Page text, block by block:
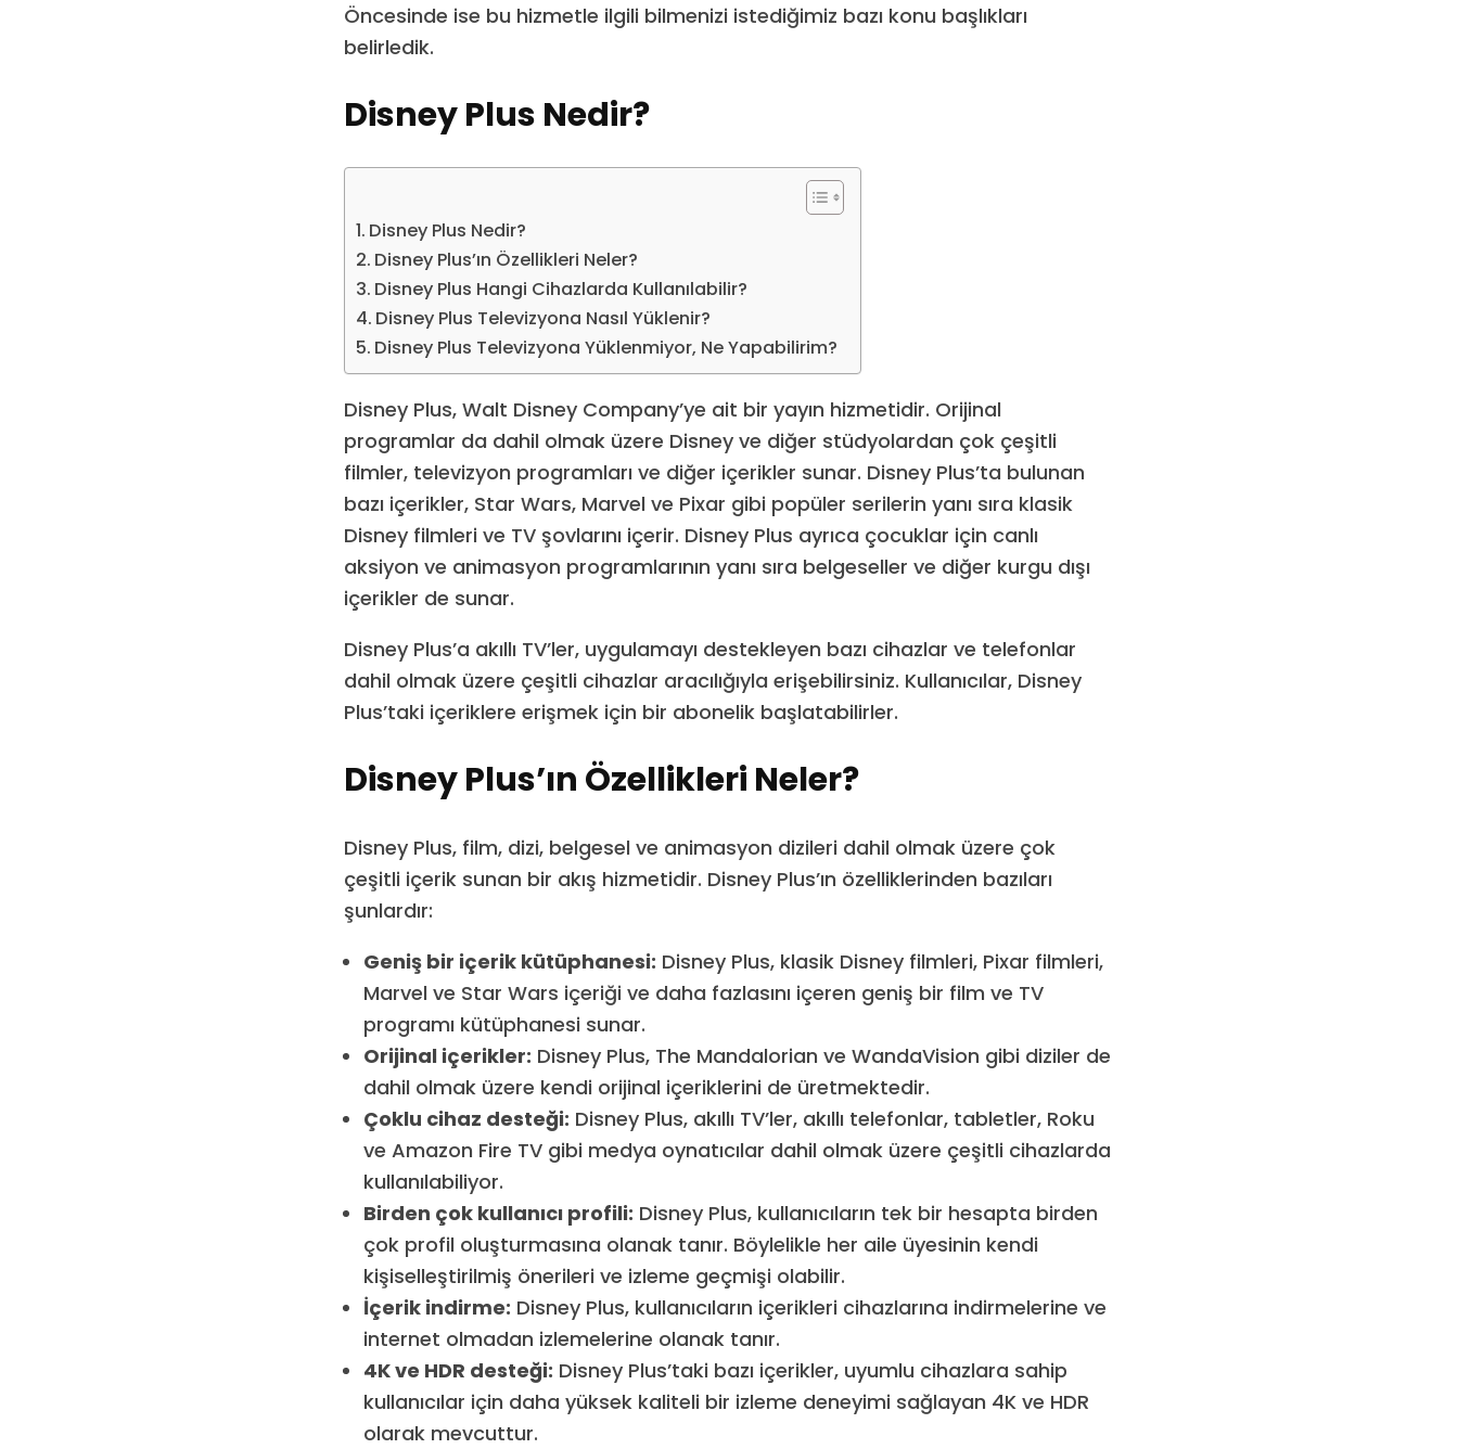
Öncesinde ise bu hizmetle ilgili bilmenizi istediğimiz bazı konu başlıkları
belirledik.
Disney Plus Nedir?
Disney Plus Nedir?
Disney Plus’ın Özellikleri Neler?
Disney Plus Hangi Cihazlarda Kullanılabilir?
Disney Plus Televizyona Nasıl Yüklenir?
Disney Plus Televizyona Yüklenmiyor, Ne Yapabilirim?
Disney Plus, Walt Disney Company’ye ait bir yayın hizmetidir. Orijinal
programlar da dahil olmak üzere Disney ve diğer stüdyolardan çok çeşitli
filmler, televizyon programları ve diğer içerikler sunar. Disney Plus’ta bulunan
bazı içerikler, Star Wars, Marvel ve Pixar gibi popüler serilerin yanı sıra klasik
Disney filmleri ve TV şovlarını içerir. Disney Plus ayrıca çocuklar için canlı
aksiyon ve animasyon programlarının yanı sıra belgeseller ve diğer kurgu dışı
içerikler de sunar.
Disney Plus’a akıllı TV’ler, uygulamayı destekleyen bazı cihazlar ve telefonlar
dahil olmak üzere çeşitli cihazlar aracılığıyla erişebilirsiniz. Kullanıcılar, Disney
Plus’taki içeriklere erişmek için bir abonelik başlatabilirler.
Disney Plus’ın Özellikleri Neler?
Disney Plus, film, dizi, belgesel ve animasyon dizileri dahil olmak üzere çok
çeşitli içerik sunan bir akış hizmetidir. Disney Plus’ın özelliklerinden bazıları
şunlardır:
Geniş bir içerik kütüphanesi: Disney Plus, klasik Disney filmleri, Pixar filmleri,
Marvel ve Star Wars içeriği ve daha fazlasını içeren geniş bir film ve TV
programı kütüphanesi sunar.
Orijinal içerikler: Disney Plus, The Mandalorian ve WandaVision gibi diziler de
dahil olmak üzere kendi orijinal içeriklerini de üretmektedir.
Çoklu cihaz desteği: Disney Plus, akıllı TV’ler, akıllı telefonlar, tabletler, Roku
ve Amazon Fire TV gibi medya oynatıcılar dahil olmak üzere çeşitli cihazlarda
kullanılabiliyor.
Birden çok kullanıcı profili: Disney Plus, kullanıcıların tek bir hesapta birden
çok profil oluşturmasına olanak tanır. Böylelikle her aile üyesinin kendi
kişiselleştirilmiş önerileri ve izleme geçmişi olabilir.
İçerik indirme: Disney Plus, kullanıcıların içerikleri cihazlarına indirmelerine ve
internet olmadan izlemelerine olanak tanır.
4K ve HDR desteği: Disney Plus’taki bazı içerikler, uyumlu cihazlara sahip
kullanıcılar için daha yüksek kaliteli bir izleme deneyimi sağlayan 4K ve HDR
olarak mevcuttur.